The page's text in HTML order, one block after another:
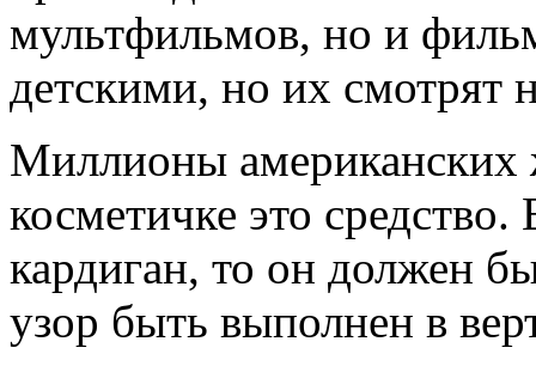
мультфильмов, но и
детскими, но их смотрят
Миллионы
косметичке это
кардиган, то он должен
узор быть выполнен в